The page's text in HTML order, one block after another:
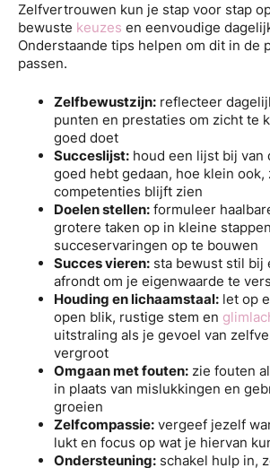
Zelfvertrouwen kun je stap voor stap
bewuste keuzes en eenvoudige
Onderstaande tips helpen om dit in de
passen.
Zelfbewustzijn: reflecteer
punten en prestaties om zicht te
goed doet
Succeslijst: houd een lijst bij van
goed hebt gedaan, hoe klein ook,
competenties blijft zien
Doelen stellen: formuleer
grotere taken op in kleine
succeservaringen op te bouwen
Succes vieren: sta bewust stil bij
afrondt om je eigenwaarde te
Houding en lichaamstaal: let op
open blik, rustige stem en
uitstraling als je gevoel van
vergroot
Omgaan met fouten: zie fouten
in plaats van mislukkingen en
groeien
Zelfcompassie: vergeef jezelf
lukt en focus op wat je hiervan
Ondersteuning: schakel hulp in,